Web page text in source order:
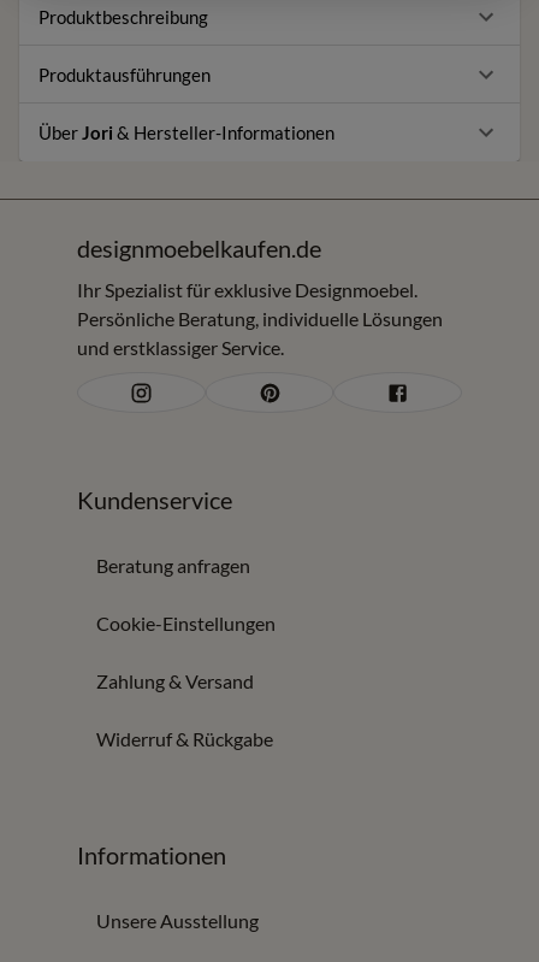
Produktbeschreibung
Produktausführungen
ÜberJori & Hersteller-Informationen
designmoebelkaufen.de
Ihr Spezialist für exklusive Designmoebel.
Persönliche Beratung, individuelle Lösungen
und erstklassiger Service.
Kundenservice
Beratung anfragen
Cookie-Einstellungen
Zahlung & Versand
Widerruf & Rückgabe
Informationen
Unsere Ausstellung